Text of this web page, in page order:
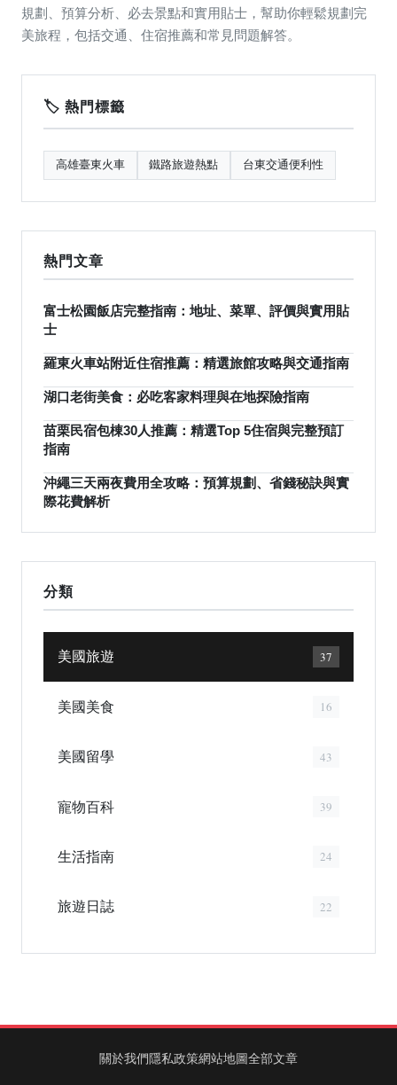
規劃、預算分析、必去景點和實用貼士，幫助你輕鬆規劃完
美旅程，包括交通、住宿推薦和常見問題解答。
🏷️ 熱門標籤
高雄臺東火車 鐵路旅遊熱點 台東交通便利性
熱門文章
富士松園飯店完整指南：地址、菜單、評價與實用貼
士
羅東火車站附近住宿推薦：精選旅館攻略與交通指南
湖口老街美食：必吃客家料理與在地探險指南
苗栗民宿包棟30人推薦：精選Top 5住宿與完整預訂
指南
沖繩三天兩夜費用全攻略：預算規劃、省錢秘訣與實
際花費解析
分類
美國旅遊 37
美國美食 16
美國留學 43
寵物百科 39
生活指南 24
旅遊日誌 22
關於我們隱私政策網站地圖全部文章